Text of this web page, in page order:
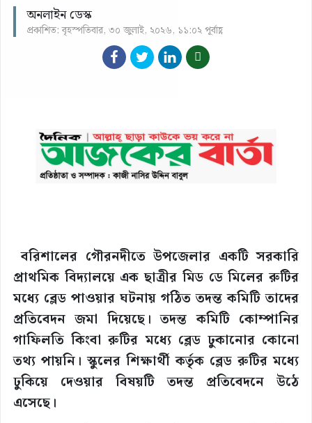
অনলাইন ডেস্ক
প্রকাশিত: বৃহস্পতিবার, ৩০ জুলাই, ২০২৬, ১১:০২ পূর্বাহ্ণ
বরিশালের গৌরনদীতে উপজেলার একটি সরকারি
প্রাথমিক বিদ্যালয়ে এক ছাত্রীর মিড ডে মিলের রুটির
মধ্যে ব্লেড পাওয়ার ঘটনায় গঠিত তদন্ত কমিটি তাদের
প্রতিবেদন জমা দিয়েছে। তদন্ত কমিটি কোম্পানির
গাফিলতি কিংবা রুটির মধ্যে ব্লেড ঢুকানোর কোনো
তথ্য পায়নি। স্কুলের শিক্ষার্থী কর্তৃক ব্লেড রুটির মধ্যে
ঢুকিয়ে দেওয়ার বিষয়টি তদন্ত প্রতিবেদনে উঠে
এসেছে।